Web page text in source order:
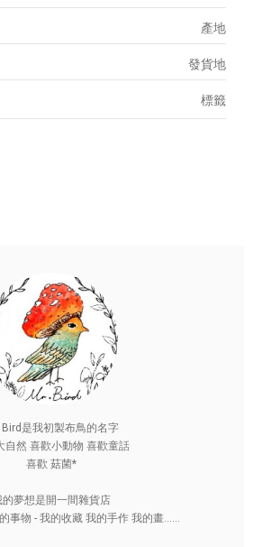
產地
發貨地
標籤
Bird是我初製布鳥的名字
自然 喜歡小動物 喜歡童話
喜歡 菇菌*
的夢想是開一間雜貨店
事物 - 我的收藏 我的手作 我的畫......